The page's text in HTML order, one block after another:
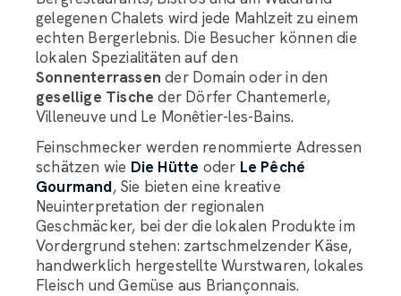
gelegenen Chalets wird jede Mahlzeit zu einem
echten Bergerlebnis. Die Besucher können die
lokalen Spezialitäten auf den
Sonnenterrassen der Domain oder in den
gesellige Tische der Dörfer Chantemerle,
Villeneuve und Le Monêtier-les-Bains.
Feinschmecker werden renommierte Adressen
schätzen wie Die Hütte oder Le Pêché
Gourmand, Sie bieten eine kreative
Neuinterpretation der regionalen
Geschmäcker, bei der die lokalen Produkte im
Vordergrund stehen: zartschmelzender Käse,
handwerklich hergestellte Wurstwaren, lokales
Fleisch und Gemüse aus Briançonnais.